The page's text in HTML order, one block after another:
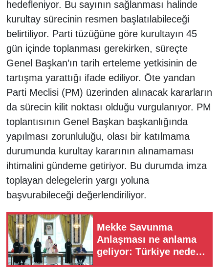
hedefleniyor. Bu sayının sağlanması halinde
kurultay sürecinin resmen başlatılabileceği
belirtiliyor. Parti tüzüğüne göre kurultayın 45
gün içinde toplanması gerekirken, süreçte
Genel Başkan’ın tarih erteleme yetkisinin de
tartışma yarattığı ifade ediliyor. Öte yandan
Parti Meclisi (PM) üzerinden alınacak kararların
da sürecin kilit noktası olduğu vurgulanıyor. PM
toplantısının Genel Başkan başkanlığında
yapılması zorunluluğu, olası bir katılmama
durumunda kurultay kararının alınamaması
ihtimalini gündeme getiriyor. Bu durumda imza
toplayan delegelerin yargı yoluna
başvurabileceği değerlendiriliyor.
Mekke Savunma
Anlaşması ne anlama
geliyor: Türkiye neden